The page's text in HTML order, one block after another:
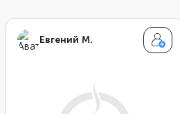
Евгений М.